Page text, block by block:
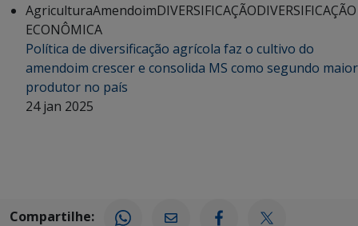
AgriculturaAmendoimDIVERSIFICAÇÃODIVERSIFICAÇÃO
ECONÔMICA
Política de diversificação agrícola faz o cultivo do
amendoim crescer e consolida MS como segundo maior
produtor no país
24 jan 2025
Compartilhe: